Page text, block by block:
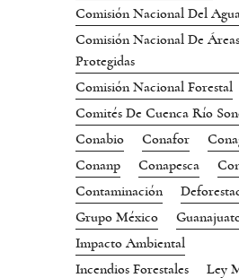
Comisión Nacional Del
Comisión Nacional De
Protegidas
Comisión Nacional Forestal
Comités De Cuenca Río
Conabio
Conafor
Conanp
Conapesca
Contaminación
Grupo México
Impacto Ambiental
Incendios Forestales
Ley